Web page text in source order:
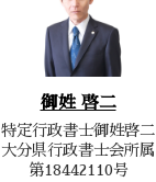
御姓 啓二
特定行政書士御姓啓二
大分県行政書士会所属
第18442110号